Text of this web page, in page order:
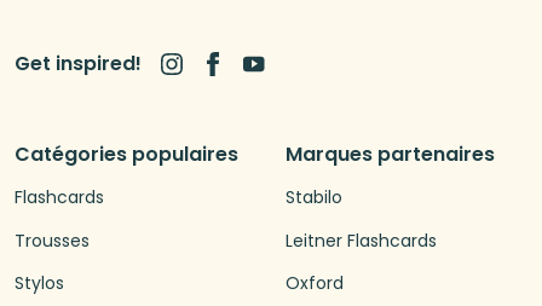
Catégories populaires
Flashcards
Trousses
Stylos
Marques partenaires
Stabilo
Leitner Flashcards
Oxford
Get inspired!